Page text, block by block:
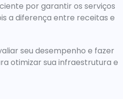
por garantir os serviços
a diferença entre receitas e
seu desempenho e fazer
otimizar sua infraestrutura e